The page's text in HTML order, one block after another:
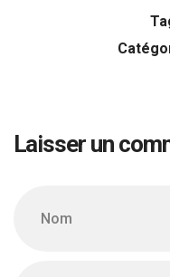
Laisser un